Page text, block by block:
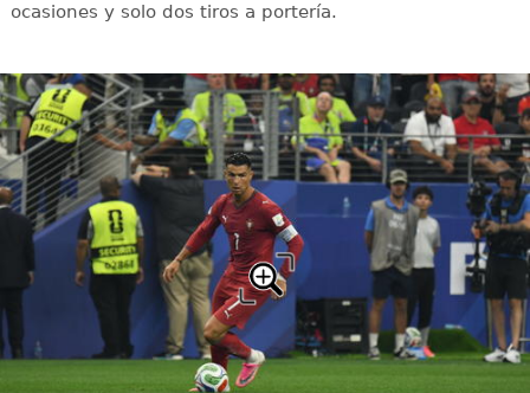
ocasiones y solo dos tiros a portería.